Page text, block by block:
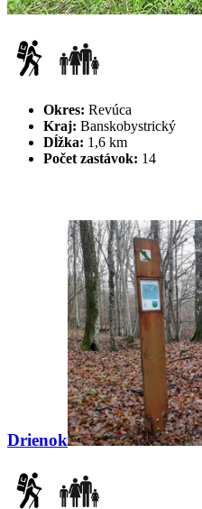
Okres: Revúca
Kraj: Banskobystrický
Dĺžka: 1,6 km
Počet zastávok: 14
Drienok